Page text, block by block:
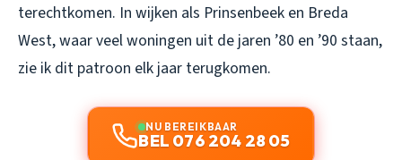
terechtkomen. In wijken als Prinsenbeek en Breda
West, waar veel woningen uit de jaren ’80 en ’90 staan,
zie ik dit patroon elk jaar terugkomen.
NU BEREIKBAAR
BEL 076 204 28 05